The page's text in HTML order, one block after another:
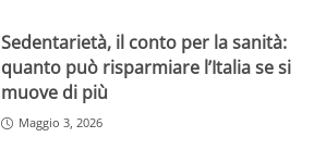
Sedentarietà, il conto per la sanità:
quanto può risparmiare l’Italia se si
muove di più
Maggio 3, 2026